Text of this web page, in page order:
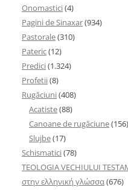
Onomastici(4)
Pagini de Sinaxar(934)
Pastorale(310)
Pateric(12)
Predici(1.324)
Profetii(8)
Rugăciuni(408)
Acatiste(88)
Canoane de rugăciune(156)
Slujbe(17)
Schismatici(78)
TEOLOGIA VECHIULUI
στην ελληνική γλώσσα(676)